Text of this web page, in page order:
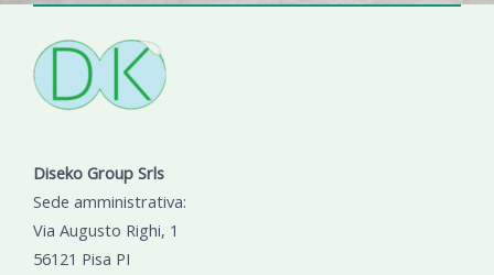
Diseko Group Srls
Sede amministrativa:
Via Augusto Righi, 1
56121 Pisa PI